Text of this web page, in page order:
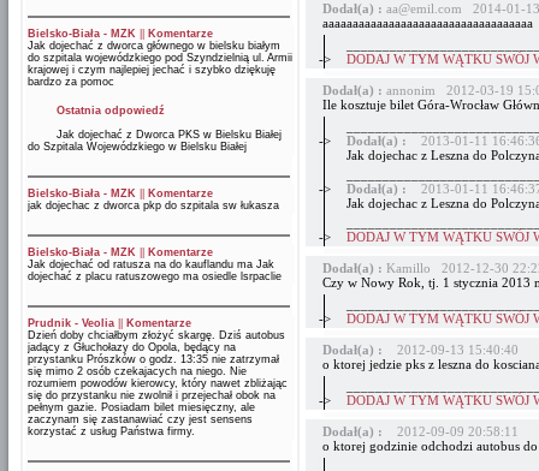
Bielsko-Biała - MZK
Komentarze
Jak dojechać z dworca głównego w bielsku białym
do szpitala wojewódzkiego pod Szyndzielnią ul. Armii
krajowej i czym najlepiej jechać i szybko dziękuję
bardzo za pomoc
Ostatnia odpowiedź
Jak dojechać z Dworca PKS w Bielsku Białej
do Szpitala Wojewódzkiego w Bielsku Białej
Bielsko-Biała - MZK
Komentarze
jak dojechac z dworca pkp do szpitala sw łukasza
Bielsko-Biała - MZK
Komentarze
Jak dojechać od ratusza na do kauflandu ma Jak
dojechać z placu ratuszowego ma osiedle lsrpaclie
Prudnik - Veolia
Komentarze
Dzień doby chciałbym złożyć skargę. Dziś autobus
jadący z Głuchołazy do Opola, będący na
przystanku Prószków o godz. 13:35 nie zatrzymał
się mimo 2 osób czekajacych na niego. Nie
rozumiem powodów kierowcy, który nawet zbliżając
się do przystanku nie zwolnił i przejechał obok na
pełnym gazie. Posiadam bilet miesięczny, ale
zaczynam się zastanawiać czy jest sensens
korzystać z usług Państwa firmy.
Dodał(a) : aa@emil.com 2014-01-
aaaaaaaaaaaaaaaaaaaaaaaaaaaaaaaaaaa
->
DODAJ W TYM WĄTKU SWÓJ
Dodał(a) : annonim 2012-03-19
Ile kosztuje bilet Góra-Wrocław
->
Dodał(a) :
2013-01-11
Jak dojechac z Leszna do
->
Dodał(a) :
2013-01-11
Jak dojechac z Leszna do
->
DODAJ W TYM WĄTKU SWÓJ
Dodał(a) : Kamillo 2012-12-30
Czy w Nowy Rok, tj. 1 stycznia 2013
->
DODAJ W TYM WĄTKU SWÓJ
Dodał(a) :
2012-09-13 15:40:40
o ktorej jedzie pks z leszna do
->
DODAJ W TYM WĄTKU SWÓJ
Dodał(a) :
2012-09-09 20:58:11
o ktorej godzinie odchodzi autobus